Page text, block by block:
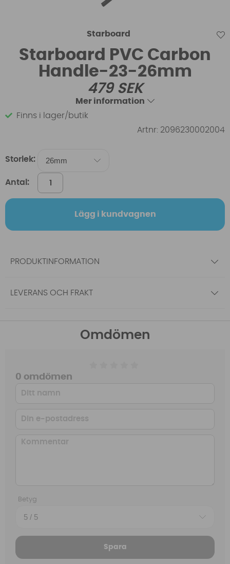
Starboard
Starboard PVC Carbon
Handle-23-26mm
479SEK
Mer information
Finns i lager/butik
Artnr: 2096230002004
Storlek:
Antal:
Lägg i kundvagnen
PRODUKTINFORMATION
LEVERANS OCH FRAKT
Omdömen
0 omdömen
Betyg
Spara